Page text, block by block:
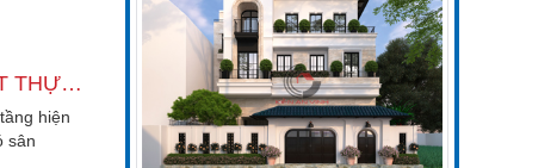
THIẾT KẾ BIỆT THỰ 3 TẦNG HIỆN ĐẠI - 2 PHÒNG NGỦ CÓ SÂN THƯỢNG
hiện
sân